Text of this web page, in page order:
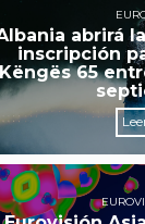
abrirá
inscripción
Këngës 65